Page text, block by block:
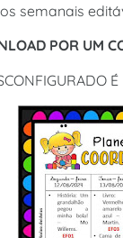
semanais
POR UM